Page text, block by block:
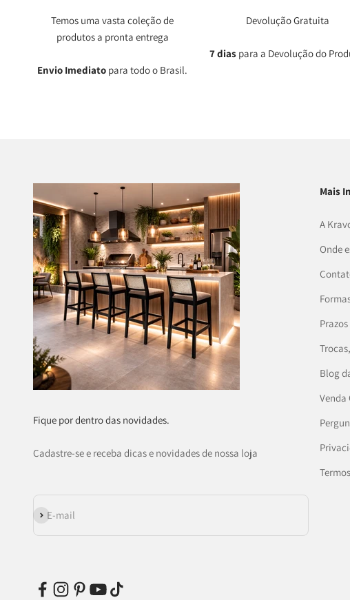
Temos uma vasta coleção de
produtos a pronta entrega
Envio Imediato para todo o Brasil.
Devolução Gratuita
7 dias para a Devolução do
Fique por dentro das novidades.
Cadastre-se e receba dicas e novidades de nossa loja
E-mail
Assinar
Mais
A
Onde
Blog